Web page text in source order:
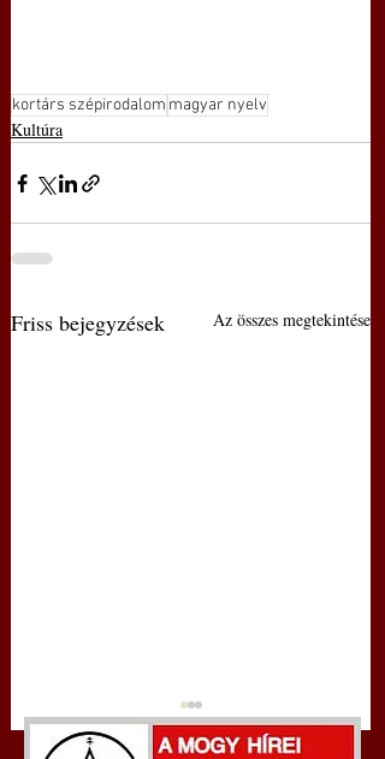
kortárs szépirodalom magyar nyelv
Kultúra
Friss bejegyzések Az összes megtekintése